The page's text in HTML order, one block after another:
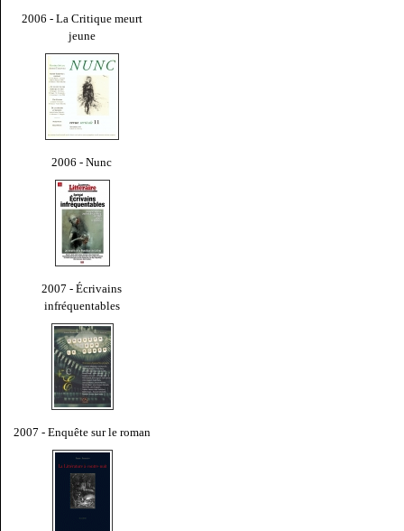
2006 - La Critique meurt
jeune
2006 - Nunc
2007 - Écrivains
infréquentables
2007 - Enquête sur le roman